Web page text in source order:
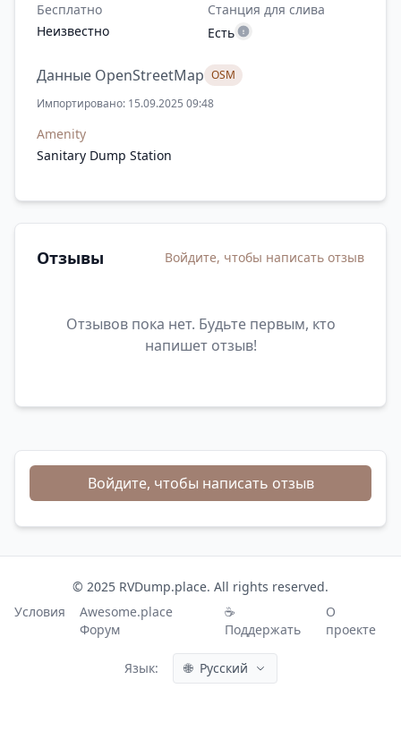
Бесплатно
Неизвестно
Станция для слива
Есть
Данные OpenStreetMap OSM
Импортировано: 15.09.2025 09:48
Amenity
Sanitary Dump Station
Отзывы Войдите, чтобы написать отзыв
Отзывов пока нет. Будьте первым, кто
напишет отзыв!
Войдите, чтобы написать отзыв
© 2025 RVDump.place. All rights reserved.
Условия
Awesome.place
Форум
☕
Поддержать
О
проекте
Язык: 🌐 Русский